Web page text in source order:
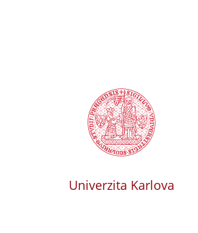
Univerzita Karlova